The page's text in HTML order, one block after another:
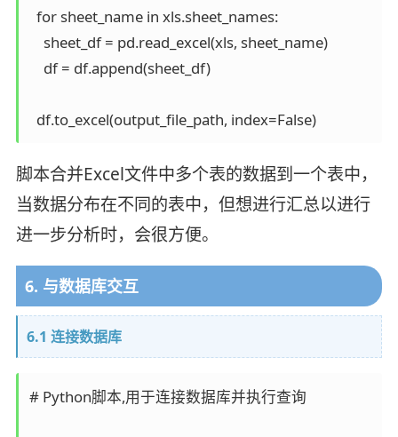
  for sheet_name in xls.sheet_names:
    sheet_df = pd.read_excel(xls, sheet_name)
    df = df.append(sheet_df)
  df.to_excel(output_file_path, index=False)
脚本合并Excel文件中多个表的数据到一个表中，
当数据分布在不同的表中，但想进行汇总以进行
进一步分析时，会很方便。
6. 与数据库交互
6.1 连接数据库
# Python脚本,用于连接数据库并执行查询